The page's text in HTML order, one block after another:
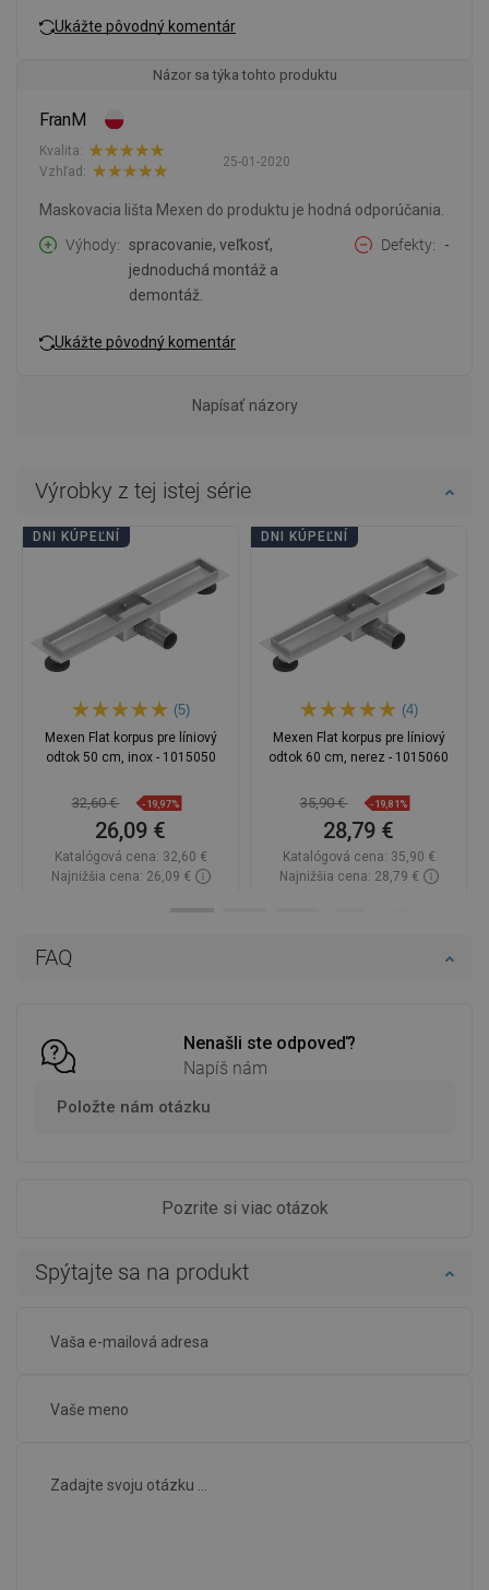
FAQ
Nenašli ste odpoveď?
Napíš nám
Položte nám otázku
Pozrite si viac otázok
Ukážte pôvodný komentár
Názor sa týka tohto produktu
FranM
25-01-2020
Kvalita:
Vzhľad:
Maskovacia lišta Mexen do produktu je hodná odporúčania.
Výhody
spracovanie, veľkosť,
jednoduchá montáž a
demontáž.
Defekty -
Ukážte pôvodný komentár
Napísať názory
Spýtajte sa na produkt
Výrobky z tej istej série
DNI KÚPEĽNÍ
(5)
Mexen Flat korpus pre líniový
odtok 50 cm, inox - 1015050
32,60 € -19,97%
26,09 €
Katalógová cena: 32,60 €
Najnižšia cena: 26,09 €
DNI KÚPEĽNÍ
(4)
Mexen Flat korpus pre líniový
odtok 60 cm, nerez - 1015060
35,90 € -19,81%
28,79 €
Katalógová cena: 35,90 €
Najnižšia cena: 28,79 €